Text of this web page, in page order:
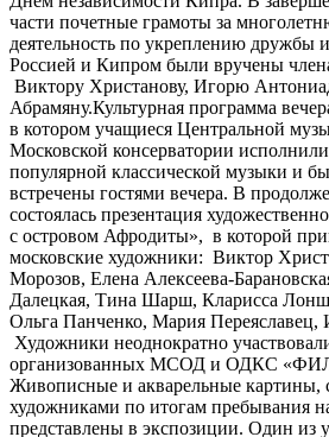
части почетные грамоты за
деятельность по укреплению дружбы
Россией и Кипром были вручены
Виктору Христанову, Игорю
Абрамяну.Культурная программа
в котором учащиеся Центральной
Московской консерватории
популярной классической музыки и
встречены гостями вечера. В
состоялась презентация
с островом Афродиты», в которой
московские художники: Виктор
Морозов, Елена Алексеева-
Далецкая, Тина Шарш, Кларисса
Ольга Панченко, Мария Переяславец,
Художники неоднократно
организованных МСОД и ОДКС
Живописные и акварельные картины,
художниками по итогам пребывания
представлены в экспозиции. Один из